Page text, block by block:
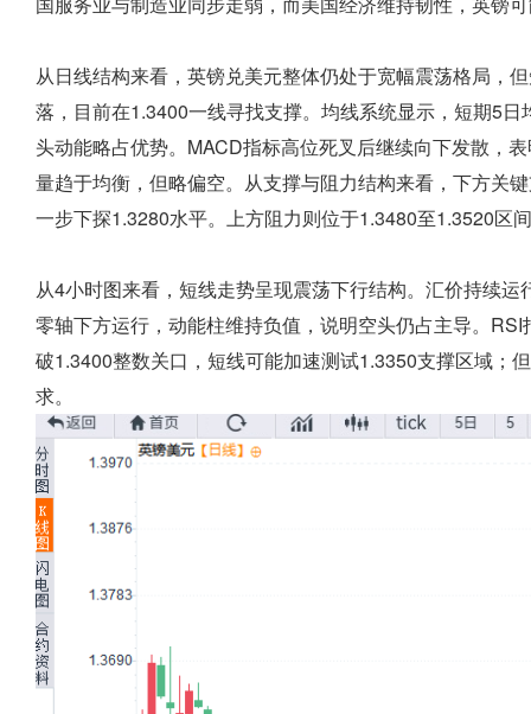
从日线结构来看，英镑兑美元整体仍处于宽幅震荡格局，
落，目前在1.3400一线寻找支撑。均线系统显示，短期5
头动能略占优势。MACD指标高位死叉后继续向下发散，
量趋于均衡，但略偏空。从支撑与阻力结构来看，下方关
一步下探1.3280水平。上方阻力则位于1.3480至1.3520区
从4小时图来看，短线走势呈现震荡下行结构。汇价持续
零轴下方运行，动能柱维持负值，说明空头仍占主导。
破1.3400整数关口，短线可能加速测试1.3350支撑区域；
求。